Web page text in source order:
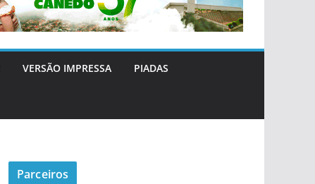
VERSÃO IMPRESSA PIADAS
Parceiros